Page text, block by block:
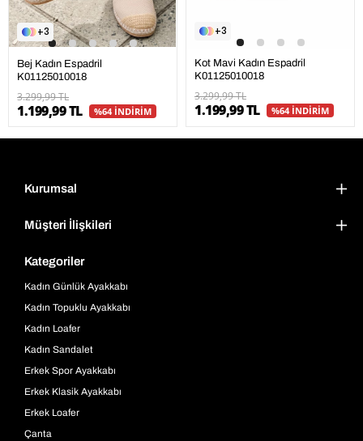
3
Bej Kadın Espadril
K01125010018
3.299,99 TL
1.199,99 TL %64 İNDİRİM
3
Kot Mavi Kadın Espadril
K01125010018
3.299,99 TL
1.199,99 TL %64 İNDİRİM
Kurumsal
Müşteri İlişkileri
Kategoriler
Kadın Günlük Ayakkabı
Kadın Topuklu Ayakkabı
Kadın Loafer
Kadın Sandalet
Erkek Spor Ayakkabı
Erkek Klasik Ayakkabı
Erkek Loafer
Çanta